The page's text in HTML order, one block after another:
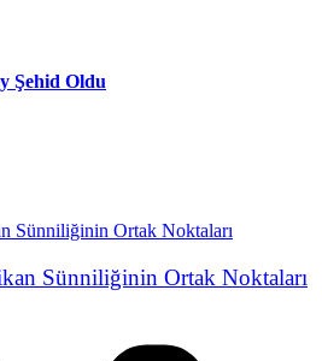
Şehid Oldu
Sünniliğinin Ortak Noktaları